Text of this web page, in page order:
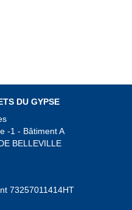
DU GYPSE
-1 - Bâtiment A
BELLEVILLE
73257011414HT